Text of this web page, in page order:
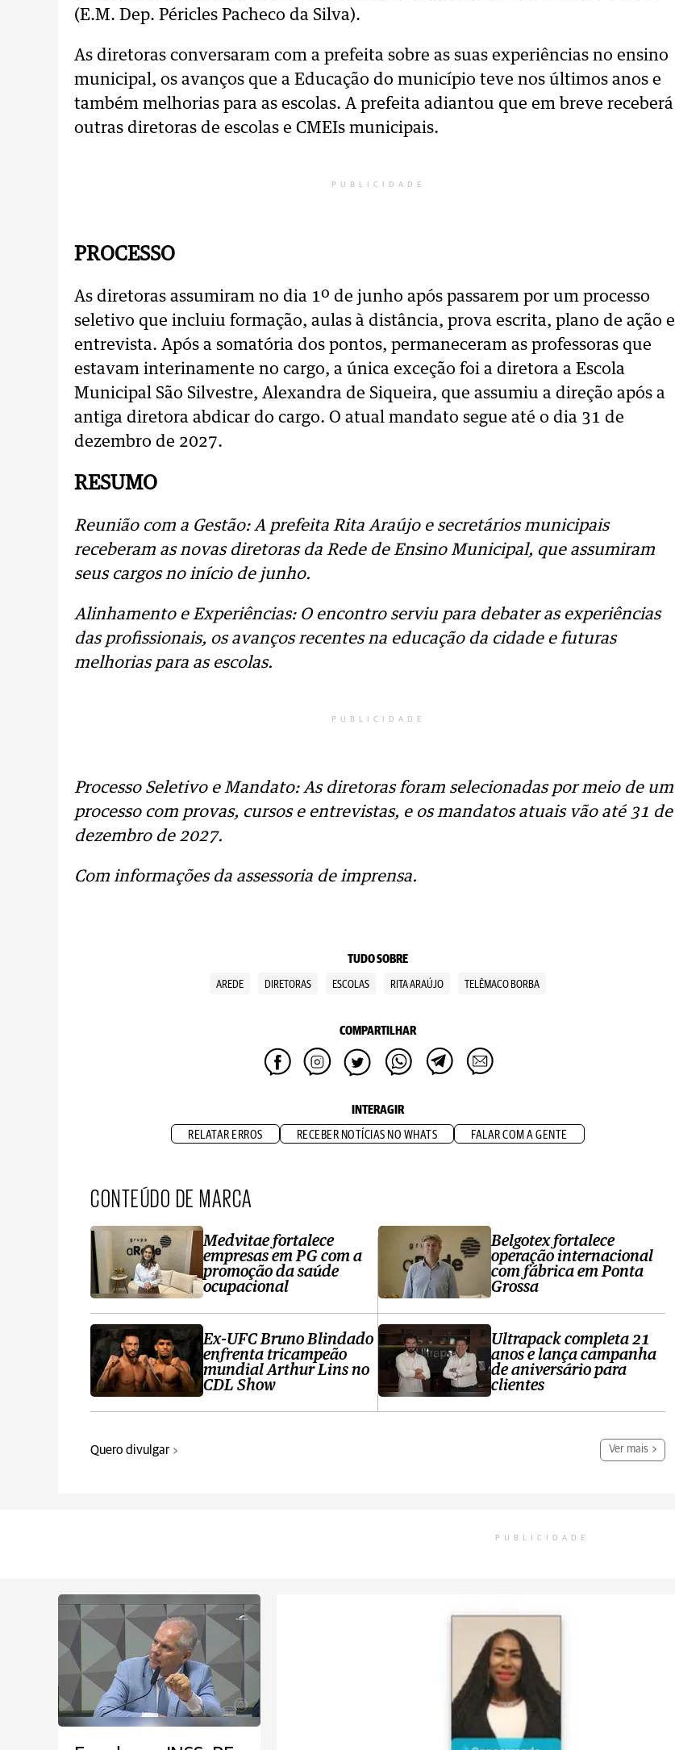
(E.M. Dep. Péricles Pacheco da Silva).
As diretoras conversaram com a prefeita sobre as suas experiências no ensino
municipal, os avanços que a Educação do município teve nos últimos anos e
também melhorias para as escolas. A prefeita adiantou que em breve receberá
outras diretoras de escolas e CMEIs municipais.
PUBLICIDADE
PROCESSO
As diretoras assumiram no dia 1º de junho após passarem por um processo
seletivo que incluiu formação, aulas à distância, prova escrita, plano de ação e
entrevista. Após a somatória dos pontos, permaneceram as professoras que
estavam interinamente no cargo, a única exceção foi a diretora a Escola
Municipal São Silvestre, Alexandra de Siqueira, que assumiu a direção após a
antiga diretora abdicar do cargo. O atual mandato segue até o dia 31 de
dezembro de 2027.
RESUMO
Reunião com a Gestão: A prefeita Rita Araújo e secretários municipais
receberam as novas diretoras da Rede de Ensino Municipal, que assumiram
seus cargos no início de junho.
Alinhamento e Experiências: O encontro serviu para debater as experiências
das profissionais, os avanços recentes na educação da cidade e futuras
melhorias para as escolas.
PUBLICIDADE
Processo Seletivo e Mandato: As diretoras foram selecionadas por meio de um
processo com provas, cursos e entrevistas, e os mandatos atuais vão até 31 de
dezembro de 2027.
Com informações da assessoria de imprensa.
TUDO SOBRE
AREDE DIRETORAS ESCOLAS RITA ARAÚJO TELÊMACO BORBA
COMPARTILHAR
INTERAGIR
RELATAR ERROS RECEBER NOTÍCIAS NO WHATS FALAR COM A GENTE
CONTEÚDO DE MARCA
Medvitae fortalece
empresas em PG com a
promoção da saúde
ocupacional
Ex-UFC Bruno Blindado
enfrenta tricampeão
mundial Arthur Lins no
CDL Show
Belgotex fortalece
operação internacional
com fábrica em Ponta
Grossa
Ultrapack completa 21
anos e lança campanha
de aniversário para
clientes
Quero divulgar Ver mais
PUBLICIDADE